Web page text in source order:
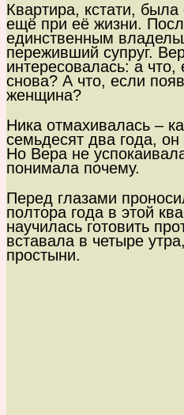
Квартира, кстати,
ещё при её жизни.
единственным
переживший супруг.
интересовалась: а
снова? А что, если
женщина?
Ника отмахивалась –
семьдесят два года,
Но Вера не
понимала почему.
Перед глазами
полтора года в этой
научилась готовить
вставала в четыре
простыни.